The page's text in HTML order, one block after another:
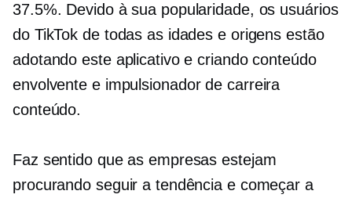
37.5%. Devido à sua popularidade, os usuários
do TikTok de todas as idades e origens estão
adotando este aplicativo e criando conteúdo
envolvente e impulsionador de carreira
conteúdo.
Faz sentido que as empresas estejam
procurando seguir a tendência e começar a